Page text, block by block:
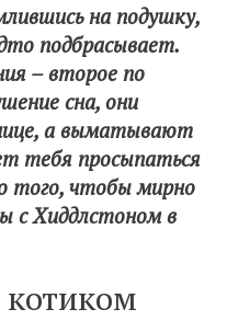
на подушку,
подбрасывает.
– второе по
сна, они
а выматывают
тебя просыпаться
того, чтобы мирно
с Хиддлстоном в